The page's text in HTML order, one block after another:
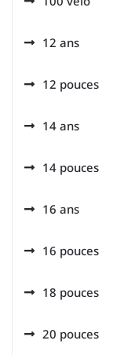
12 ans
12 pouces
14 ans
14 pouces
16 ans
16 pouces
18 pouces
20 pouces